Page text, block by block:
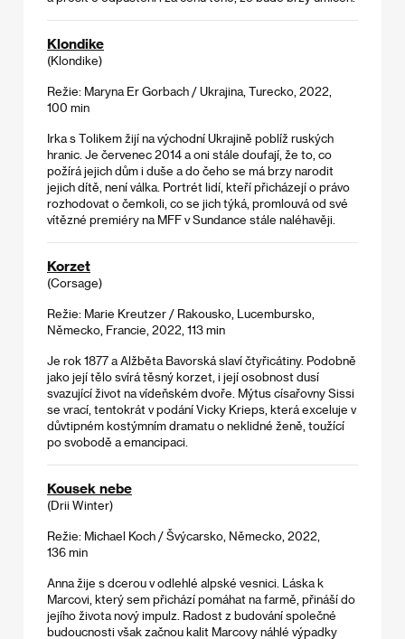
Klondike
(Klondike)
Režie: Maryna Er Gorbach / Ukrajina, Turecko, 2022,
100 min
Irka s Tolikem žijí na východní Ukrajině poblíž ruských
hranic. Je červenec 2014 a oni stále doufají, že to, co
požírá jejich dům i duše a do čeho se má brzy narodit
jejich dítě, není válka. Portrét lidí, kteří přicházejí o právo
rozhodovat o čemkoli, co se jich týká, promlouvá od své
vítězné premiéry na MFF v Sundance stále naléhavěji.
Korzet
(Corsage)
Režie: Marie Kreutzer / Rakousko, Lucembursko,
Německo, Francie, 2022, 113 min
Je rok 1877 a Alžběta Bavorská slaví čtyřicátiny. Podobně
jako její tělo svírá těsný korzet, i její osobnost dusí
svazující život na vídeňském dvoře. Mýtus císařovny Sissi
se vrací, tentokrát v podání Vicky Krieps, která exceluje v
důvtipném kostýmním dramatu o neklidné ženě, toužící
po svobodě a emancipaci.
Kousek nebe
(Drii Winter)
Režie: Michael Koch / Švýcarsko, Německo, 2022,
136 min
Anna žije s dcerou v odlehlé alpské vesnici. Láska k
Marcovi, který sem přichází pomáhat na farmě, přináší do
jejího života nový impulz. Radost z budování společné
budoucnosti však začnou kalit Marcovy náhlé výpadky